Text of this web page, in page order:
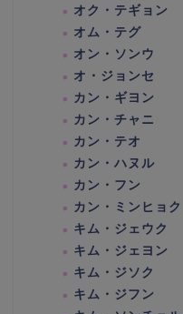
オク・テギョン
オム・テグ
オン・ソンウ
オ・ジョンセ
カン・ギヨン
カン・チャニ
カン・テオ
カン・ハヌル
カン・フン
カン・ミンヒョク
キム・ジェウク
キム・ジェヨン
キム・ジソク
キム・ジフン